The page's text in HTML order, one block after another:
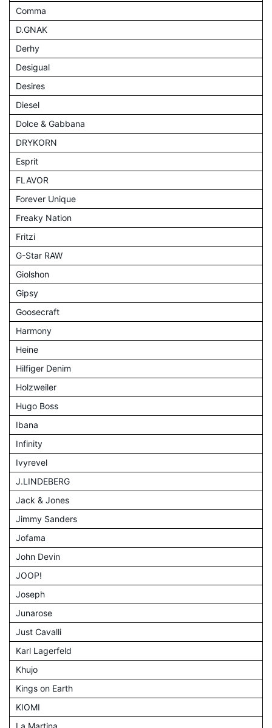
Comma
D.GNAK
Derhy
Desigual
Desires
Diesel
Dolce & Gabbana
DRYKORN
Esprit
FLAVOR
Forever Unique
Freaky Nation
Fritzi
G-Star RAW
Giolshon
Gipsy
Goosecraft
Harmony
Heine
Hilfiger Denim
Holzweiler
Hugo Boss
Ibana
Infinity
Ivyrevel
J.LINDEBERG
Jack & Jones
Jimmy Sanders
Jofama
John Devin
JOOP!
Joseph
Junarose
Just Cavalli
Karl Lagerfeld
Khujo
Kings on Earth
KIOMI
La Martina